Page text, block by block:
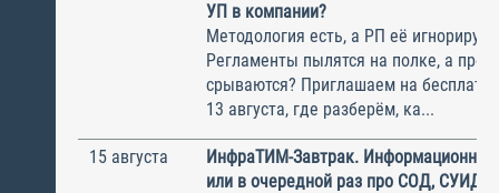
УП в компании?
Методология есть, а РП её
Регламенты пылятся на полке, а
срываются? Приглашаем на
13 августа, где разберём, ка...
15 августа
ИнфраТИМ-Завтрак.
или в очередной раз про СОД, СУИД и